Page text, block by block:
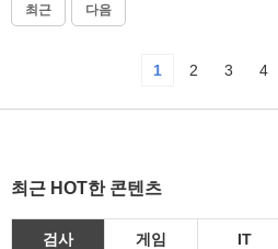
최근 다음
1 2 3 4
최근 HOT한 콘텐츠
검사 게임 IT